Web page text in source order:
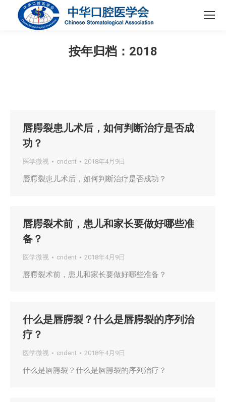
按年归档： 2018
唇腭裂患儿术后，如何判断治疗是否成
功？
医学微视 cndent 2018年4月9日
唇腭裂患儿术后，如何判断治疗是否成功？
唇腭裂术前，患儿和家长要做好哪些准
备？
医学微视 cndent 2018年4月9日
唇腭裂术前，患儿和家长要做好哪些准备？
什么是唇腭裂？什么是唇腭裂的序列治
疗？
医学微视 cndent 2018年4月9日
什么是唇腭裂？什么是唇腭裂的序列治疗？